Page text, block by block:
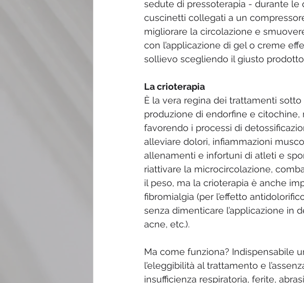
sedute di pressoterapia - durante
cuscinetti collegati a un
migliorare la circolazione e
con l’applicazione di gel o creme
sollievo scegliendo il giusto
La crioterapia
È la vera regina dei trattamenti
produzione di endorfine e
favorendo i processi di
alleviare dolori, infiammazioni
allenamenti e infortuni di atleti e
riattivare la microcircolazione,
il peso, ma la crioterapia è anche
fibromialgia (per l’effetto
senza dimenticare l’applicazione in
acne, etc.).
Ma come funziona? Indispensabile
l’eleggibilità al trattamento e
insufficienza respiratoria, ferite,